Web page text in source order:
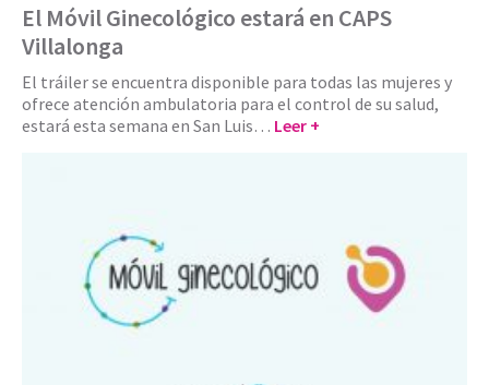
El Móvil Ginecológico estará en CAPS
Villalonga
El tráiler se encuentra disponible para todas las mujeres y
ofrece atención ambulatoria para el control de su salud,
estará esta semana en San Luis… Leer +